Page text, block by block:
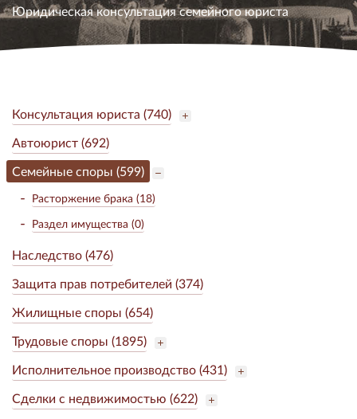
Юридическая консультация семейного юриста
Консультация юриста (740)
Автоюрист (692)
Семейные споры (599)
Расторжение брака (18)
Раздел имущества (0)
Наследство (476)
Защита прав потребителей (374)
Жилищные споры (654)
Трудовые споры (1895)
Исполнительное производство (431)
Сделки с недвижимостью (622)